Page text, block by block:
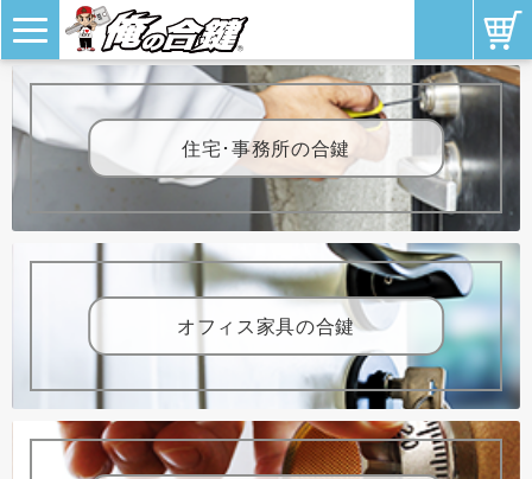
住宅･事務所の合鍵
オフィス家具の合鍵